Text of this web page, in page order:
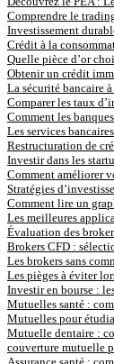
Comprendre le
Investissement
Crédit à la
Quelle pièce d’or
Obtenir un crédit
La sécurité bancaire
Comparer les taux
Comment les
Les services
Restructuration de
Investir dans les
Comment améliorer
Stratégies
Comment lire un
Les meilleures
Évaluation des
Brokers CFD :
Les brokers sans
Les pièges à éviter
Investir en bourse :
Mutuelles santé :
Mutuelles pour
Mutuelle dentaire :
couverture mutuelle